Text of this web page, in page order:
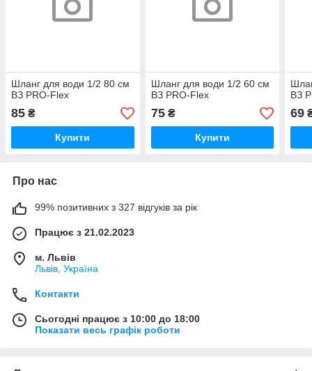
Шланг для води 1/2 80 см
ВЗ PRO-Flex
85 ₴
Купити
Шланг для води 1/2 60 см
ВЗ PRO-Flex
75₴
Купити
ВЗ
69
Про нас
99% позитивних з 327 відгуків за рік
Працює з 21.02.2023
м. Львів
Львів, Україна
Контакти
Сьогодні працює з 10:00 до 18:00
Показати весь графік роботи